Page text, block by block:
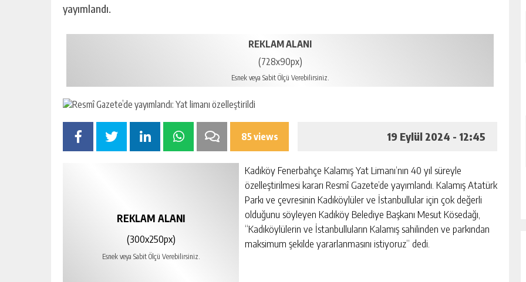
yayımlandı.
REKLAM ALANI
(728x90px)
Esnek veya Sabit Ölçü Verebilirsiniz.
85 views 19 Eylül 2024 - 12:45
REKLAM ALANI
(300x250px)
Esnek veya Sabit Ölçü Verebilirsiniz.
Kadıköy Fenerbahçe Kalamış Yat Limanı’nın 40 yıl süreyle
özelleştirilmesi kararı Resmî Gazete’de yayımlandı. Kalamış Atatürk
Parkı ve çevresinin Kadıköylüler ve İstanbullular için çok değerli
olduğunu söyleyen Kadıköy Belediye Başkanı Mesut Kösedağı,
“Kadıköylülerin ve İstanbulluların Kalamış sahilinden ve parkından
maksimum şekilde yararlanmasını istiyoruz” dedi.